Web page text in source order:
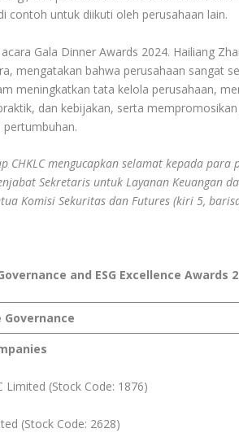
contoh untuk diikuti oleh perusahaan lain.
Gala Dinner Awards 2024. Hailiang
mengatakan bahwa perusahaan sangat
meningkatkan tata kelola perusahaan,
dan kebijakan, serta
pertumbuhan.
CHKLC mengucapkan selamat kepada
Sekretaris untuk Layanan Keuangan
Komisi Sekuritas dan Futures (kiri 5,
and ESG Excellence Awards
Limited (Stock Code: 1876)
(Stock Code: 2628)